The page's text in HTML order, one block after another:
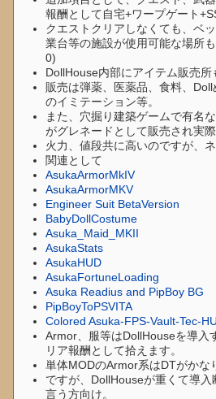
報酬として自宅+ワープゲート
クエストクリアしなくても、ベ
業台等の施設が使用可能な場所
0)
DollHouse内部にアイテム販売所
販売は弾薬、医薬品、食料、
のイミテーション等。
また、穴掘り建築ゲームで有名
がグレネードとして販売され実際
火力、値段共に高いのですが、
関連として
AsukaArmorMkIV
AsukaArmorMKV
Engineer Suit BetaVersion
BabyDollCostume
Asuka_Maid_MKII
AsukaStats
AsukaHUD
AsukaFortuneLoading
Asuka Readius and PipBoy BG
PipBoyToPSVITA
Colored Asuka-FPS-Vault-Tec-
Armor、服等はDollHouseを導入
リア報酬として拾えます。
単体MODのArmor系はDTがかな
ですが、DollHouseが重くて導入
言う方向け。